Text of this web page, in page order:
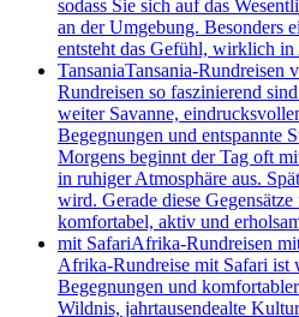
sodass Sie sich auf das
an der Umgebung. Besonders
entsteht das Gefühl, wirklich
TansaniaTansania-Rundreisen
Rundreisen so faszinierend
weiter Savanne,
Begegnungen und entspannte
Morgens beginnt der Tag oft
in ruhiger Atmosphäre aus.
wird. Gerade diese
komfortabel, aktiv und
mit SafariAfrika-Rundreisen
Afrika-Rundreise mit Safari ist
Begegnungen und
Wildnis, jahrtausendealte